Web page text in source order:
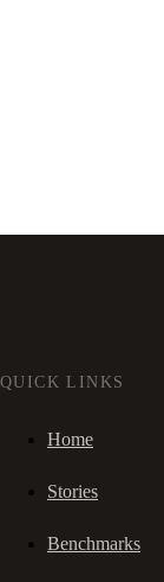
QUICK LINKS
Home
Stories
Benchmarks